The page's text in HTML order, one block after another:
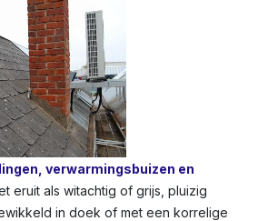
verwarmingsbuizen en
eruit als witachtig of grijs, pluizig
in doek of met een korrelige